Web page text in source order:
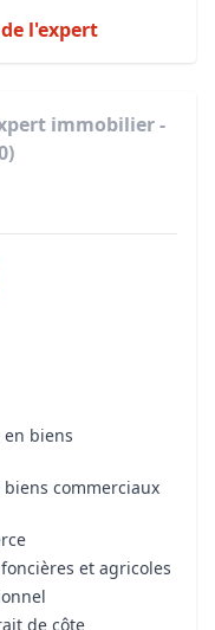
l'expert
immobilier -
biens
commerciaux
et agricoles
de côte